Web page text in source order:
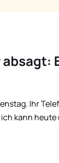
absagt:
Ihr
kann